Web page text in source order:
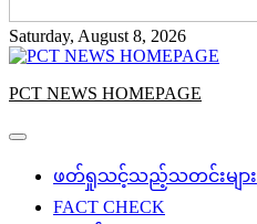
Saturday, August 8, 2026
PCT NEWS HOMEPAGE
ဖတ်ရှုသင့်သည့်သတင်းများ
FACT CHECK